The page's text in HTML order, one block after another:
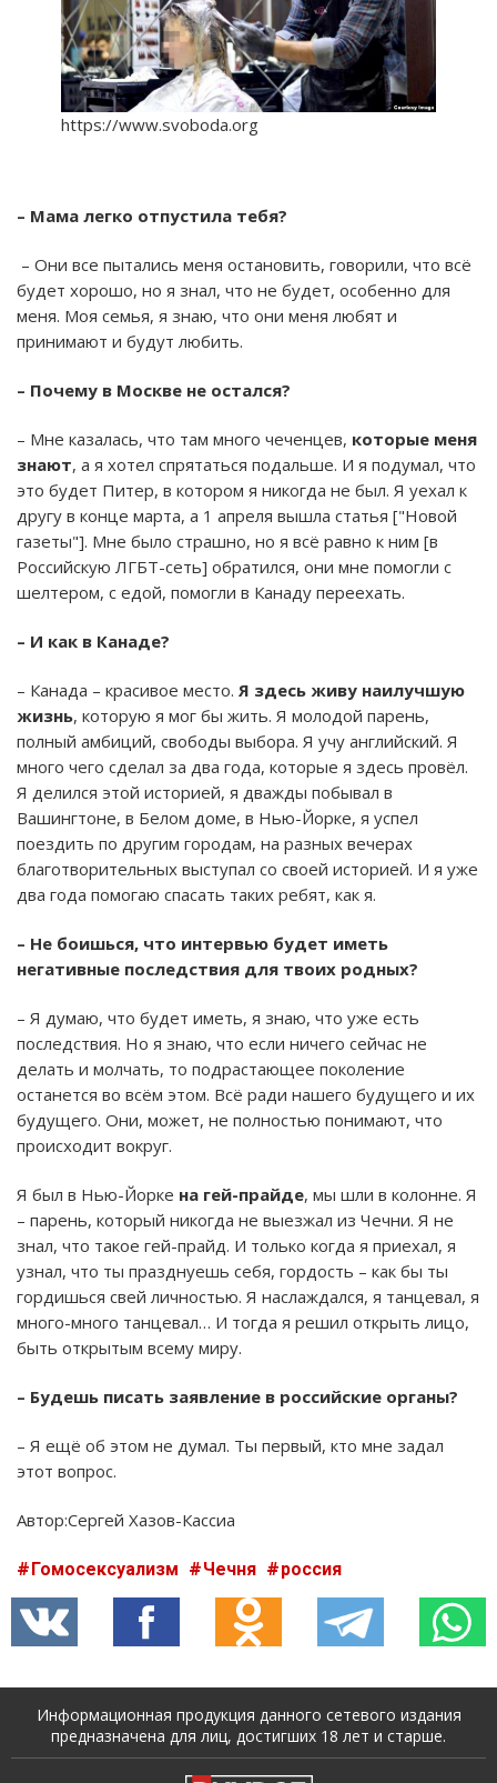
https://www.svoboda.org
– Мама легко отпустила тебя?
– Они все пытались меня остановить, говорили, что всё
будет хорошо, но я знал, что не будет, особенно для
меня. Моя семья, я знаю, что они меня любят и
принимают и будут любить.
– Почему в Москве не остался?
– Мне казалась, что там много чеченцев, которые меня
знают, а я хотел спрятаться подальше. И я подумал, что
это будет Питер, в котором я никогда не был. Я уехал к
другу в конце марта, а 1 апреля вышла статья ["Новой
газеты"]. Мне было страшно, но я всё равно к ним [в
Российскую ЛГБТ-сеть] обратился, они мне помогли с
шелтером, с едой, помогли в Канаду переехать.
– И как в Канаде?
– Канада – красивое место. Я здесь живу наилучшую
жизнь, которую я мог бы жить. Я молодой парень,
полный амбиций, свободы выбора. Я учу английский. Я
много чего сделал за два года, которые я здесь провёл.
Я делился этой историей, я дважды побывал в
Вашингтоне, в Белом доме, в Нью-Йорке, я успел
поездить по другим городам, на разных вечерах
благотворительных выступал со своей историей. И я уже
два года помогаю спасать таких ребят, как я.
– Не боишься, что интервью будет иметь
негативные последствия для твоих родных?
– Я думаю, что будет иметь, я знаю, что уже есть
последствия. Но я знаю, что если ничего сейчас не
делать и молчать, то подрастающее поколение
останется во всём этом. Всё ради нашего будущего и их
будущего. Они, может, не полностью понимают, что
происходит вокруг.
Я был в Нью-Йорке на гей-прайде, мы шли в колонне. Я
– парень, который никогда не выезжал из Чечни. Я не
знал, что такое гей-прайд. И только когда я приехал, я
узнал, что ты празднуешь себя, гордость – как бы ты
гордишься свей личностью. Я наслаждался, я танцевал, я
много-много танцевал… И тогда я решил открыть лицо,
быть открытым всему миру.
– Будешь писать заявление в российские органы?
– Я ещё об этом не думал. Ты первый, кто мне задал
этот вопрос.
Автор:Сергей Хазов-Кассиа
Гомосексуализм Чечня россия
Информационная продукция данного сетевого издания
предназначена для лиц, достигших 18 лет и старше.